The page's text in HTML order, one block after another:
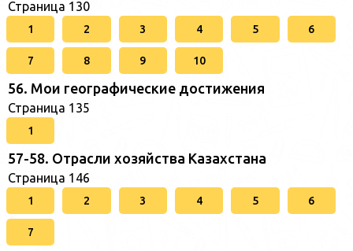
Страница 130
1 2 3 4 5 6
7 8 9 10
56. Мои географические достижения
Страница 135
1
57-58. Отрасли хозяйства Казахстана
Страница 146
1 2 3 4 5 6
7